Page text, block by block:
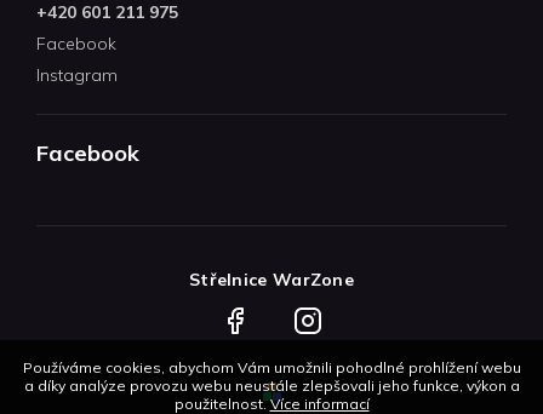
Používáme cookies, abychom Vám umožnili pohodlné prohlížení webu
a díky analýze provozu webu neustále zlepšovali jeho funkce, výkon a
použitelnost.Více informací
+420 601 211 975
Facebook
Instagram
Facebook
Střelnice WarZone
FacebookInstagram